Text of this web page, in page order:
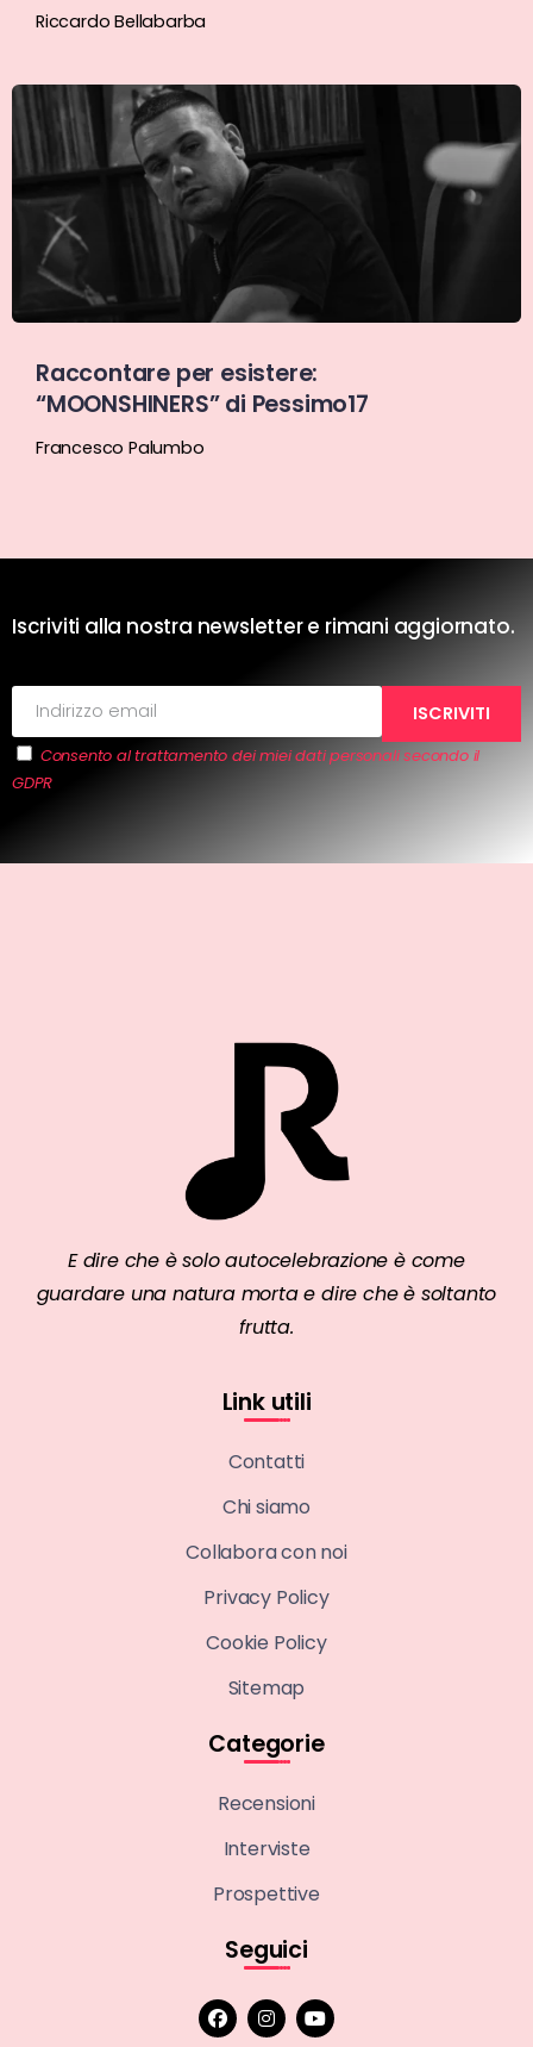
Riccardo Bellabarba
Raccontare per esistere:
“MOONSHINERS” di Pessimo17
Francesco Palumbo
Iscriviti alla nostra newsletter e rimani aggiornato.
Consento al trattamento dei miei dati personali secondo il
GDPR
E dire che è solo autocelebrazione è come
guardare una natura morta e dire che è soltanto
frutta.
Link utili
Contatti
Chi siamo
Collabora con noi
Privacy Policy
Cookie Policy
Sitemap
Categorie
Recensioni
Interviste
Prospettive
Seguici